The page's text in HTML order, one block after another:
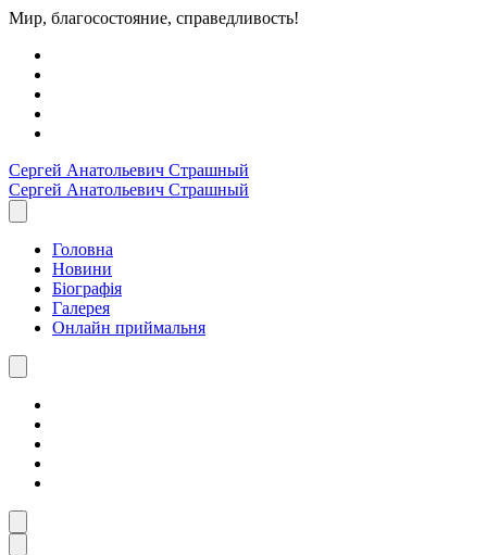
Мир, благосостояние, справедливость!
Сергей Анатольевич Страшный
Сергей Анатольевич Страшный
Головна
Новини
Біографія
Галерея
Онлайн приймальня